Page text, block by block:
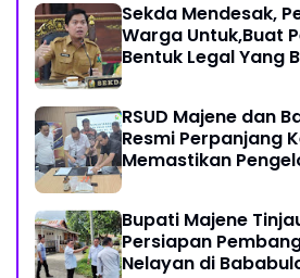
Sekda Mendesak,
Warga Untuk,Buat
Bentuk Legal Yang
RSUD Majene dan
Resmi Perpanjang
Memastikan
Bupati Majene
Persiapan
Nelayan di